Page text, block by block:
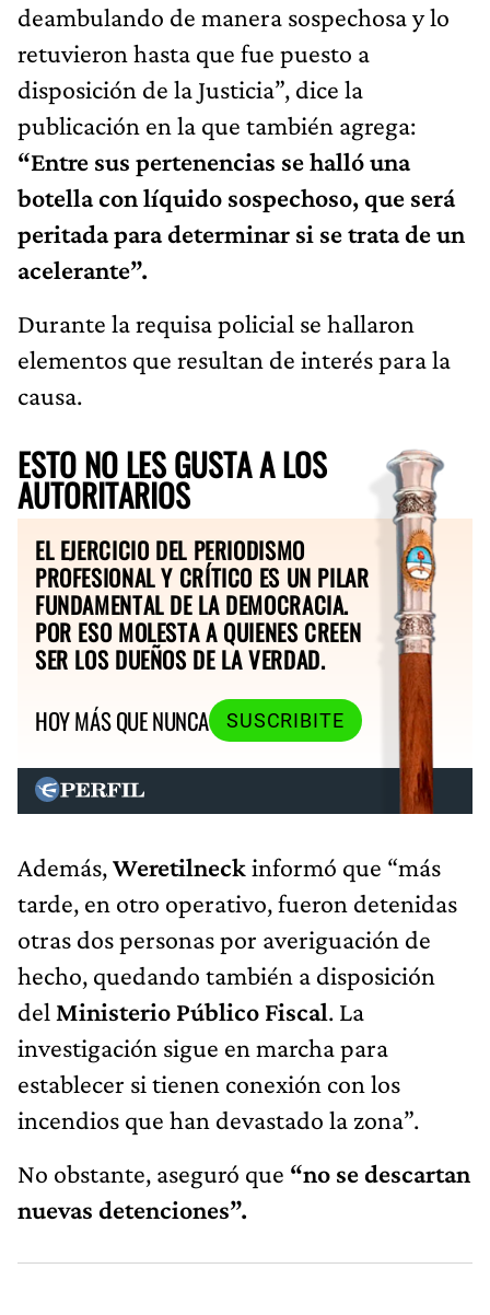
deambulando de manera sospechosa y lo
retuvieron hasta que fue puesto a
disposición de la Justicia”, dice la
publicación en la que también agrega:
“Entre sus pertenencias se halló una
botella con líquido sospechoso, que será
peritada para determinar si se trata de un
acelerante”.
Durante la requisa policial se hallaron
elementos que resultan de interés para la
causa.
ESTO NO LES GUSTA A LOS
AUTORITARIOS
EL EJERCICIO DEL PERIODISMO
PROFESIONAL Y CRÍTICO ES UN PILAR
FUNDAMENTAL DE LA DEMOCRACIA.
POR ESO MOLESTA A QUIENES CREEN
SER LOS DUEÑOS DE LA VERDAD.
HOY MÁS QUE NUNCA
SUSCRIBITE
Además,Weretilneckinformó que “más
tarde, en otro operativo, fueron detenidas
otras dos personas por averiguación de
hecho, quedando también a disposición
del Ministerio Público Fiscal. La
investigación sigue en marcha para
establecer si tienen conexión con los
incendios que han devastado la zona”.
No obstante, aseguró que “no se descartan
nuevas detenciones”.